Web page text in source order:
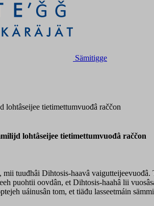
Sämitigge
tietimettumvuođâ raččon
lohtâseijee tietimettumvuođâ raččon
tuuđhâi Dihtosis-haavâ
puohtii oovdân, et Dihtosis-haahâ lii
uáinusân tom, et tiäđu lasseetmáin